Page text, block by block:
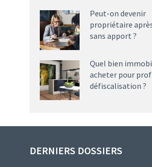
Peut-on devenir
propriétaire
sans apport ?
Quel bien
acheter pour
défiscalisation ?
DERNIERS DOSSIERS